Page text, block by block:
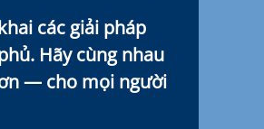
các giải pháp
Hãy cùng nhau
— cho mọi người